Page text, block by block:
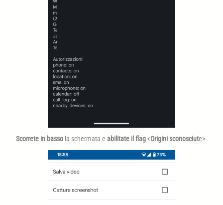
Scorrete in basso la schermata e abilitate il flag<Origini sconosciute>